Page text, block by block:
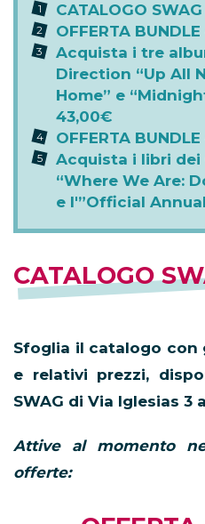
CATALOGO SWAG
OFFERTA BUNDLE
Acquista i tre
Direction “Up All
Home” e
43,00€
OFFERTA
Acquista i libri
“Where We Are:
e l'”Official
CATALOGO
Sfoglia il catalogo
e relativi prezzi,
SWAG di Via Iglesias 3
Attive al momento
offerte: